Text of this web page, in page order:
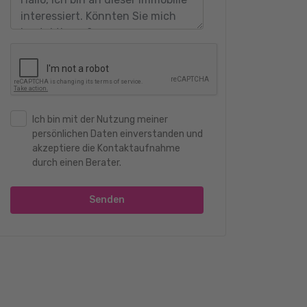
Ich bin mit der Nutzung meiner
persönlichen Daten einverstanden und
akzeptiere die Kontaktaufnahme
durch einen Berater.
Senden